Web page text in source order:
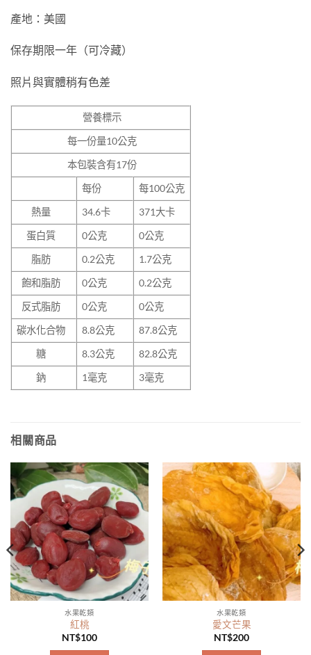
產地：美國
保存期限一年（可冷藏）
照片與實體稍有色差
營養標示
每一份量10公克
本包裝含有17份
每份
每100公克
熱量
34.6卡
371大卡
蛋白質
0公克
0公克
脂肪
0.2公克
1.7公克
飽和脂肪
0公克
0.2公克
反式脂肪
0公克
0公克
碳水化合物
8.8公克
87.8公克
糖
8.3公克
82.8公克
鈉
1毫克 3毫克
相關商品
水果乾類
紅桃
NT$100
水果乾類
愛文芒果
NT$200